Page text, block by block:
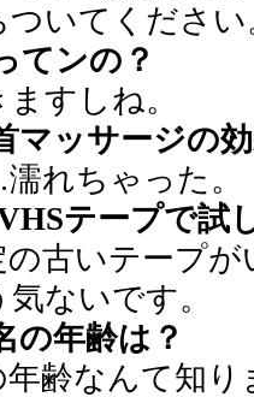
いてください
てンの？
すしね。
マッサージの
ちゃった。
テープで試
古いテープが
ないです。
の年齢は？
齢なんて知り